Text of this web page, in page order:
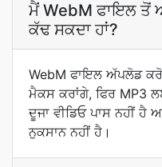
ਮੈਂ WebM ਫਾਇਲ ਤੋਂ
ਕੱਢ ਸਕਦਾ ਹਾਂ?
WebM ਫਾਇਲ ਅੱਪਲੋਡ
ਮੈਕਸ ਕਰਾਂਗੇ, ਫਿਰ MP3
ਦੂਜਾ ਵੀਡਿਓ ਪਾਸ ਨਹੀਂ
ਨੁਕਸਾਨ ਨਹੀਂ ਹੈ।